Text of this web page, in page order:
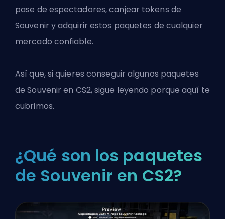
pase de espectadores, canjear tokens de
Souvenir y adquirir estos paquetes de cualquier
mercado confiable.
Así que, si quieres conseguir algunos paquetes
de Souvenir en CS2, sigue leyendo porque aquí te
cubrimos.
¿Qué son los paquetes
de Souvenir en CS2?